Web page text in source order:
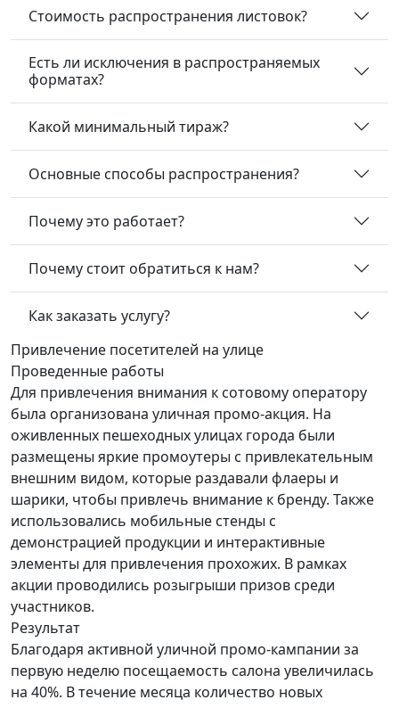
Стоимость распространения листовок?
Есть ли исключения в распространяемых
форматах?
Какой минимальный тираж?
Основные способы распространения?
Почему это работает?
Почему стоит обратиться к нам?
Как заказать услугу?
Привлечение посетителей на улице
Проведенные работы
Для привлечения внимания к сотовому оператору
была организована уличная промо-акция. На
оживленных пешеходных улицах города были
размещены яркие промоутеры с привлекательным
внешним видом, которые раздавали флаеры и
шарики, чтобы привлечь внимание к бренду. Также
использовались мобильные стенды с
демонстрацией продукции и интерактивные
элементы для привлечения прохожих. В рамках
акции проводились розыгрыши призов среди
участников.
Результат
Благодаря активной уличной промо-кампании за
первую неделю посещаемость салона увеличилась
на 40%. В течение месяца количество новых